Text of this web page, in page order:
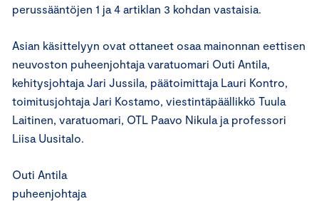
perussääntöjen 1 ja 4 artiklan 3 kohdan vastaisia.
Asian käsittelyyn ovat ottaneet osaa mainonnan eettisen
neuvoston puheenjohtaja varatuomari Outi Antila,
kehitysjohtaja Jari Jussila, päätoimittaja Lauri Kontro,
toimitusjohtaja Jari Kostamo, viestintäpäällikkö Tuula
Laitinen, varatuomari, OTL Paavo Nikula ja professori
Liisa Uusitalo.
Outi Antila
puheenjohtaja